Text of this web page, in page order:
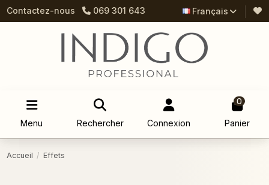
Contactez-nous 069 301 643 Français
Menu Rechercher Connexion
0
Panier
Accueil Effets